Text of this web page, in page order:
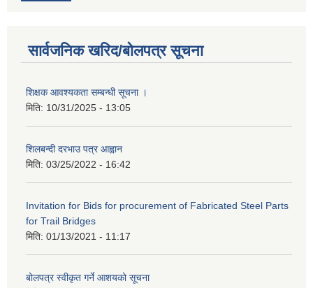
सार्वजनिक खरिद/बोलपत्र सूचना
शिक्षक आवश्यकता सम्बन्धी सूचना ।
मिति: 10/31/2025 - 13:05
शिलबन्दी दरभाउ पत्र आह्वान
मिति: 03/25/2022 - 16:42
Invitation for Bids for procurement of Fabricated Steel Parts
for Trail Bridges
मिति: 01/13/2021 - 11:17
बोलपत्र स्वीकृत गर्ने आशयको सूचना